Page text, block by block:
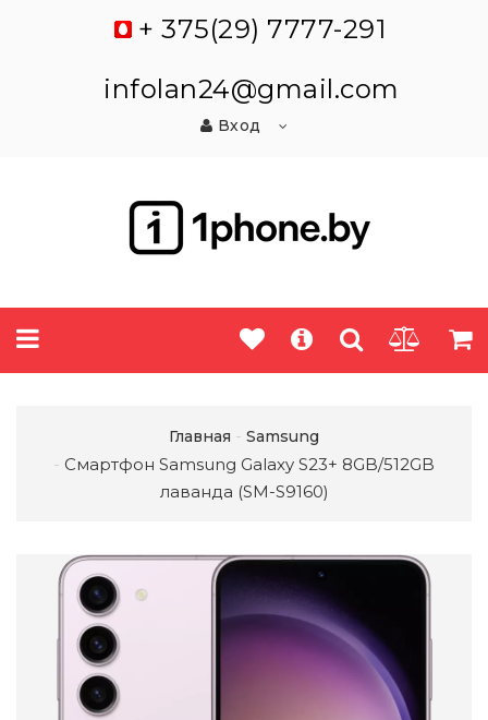
+ 375(29) 7777-291
infolan24@gmail.com
Вход
Главная Samsung
Смартфон Samsung Galaxy S23+ 8GB/512GB
лаванда (SM-S9160)